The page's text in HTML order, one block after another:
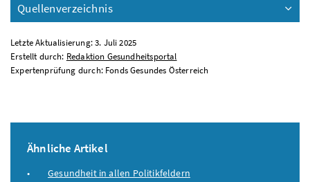
Quellenverzeichnis
Letzte Aktualisierung: 3. Juli 2025
Erstellt durch: Redaktion Gesundheitsportal
Expertenprüfung durch: Fonds Gesundes Österreich
Ähnliche Artikel
Gesundheit in allen Politikfeldern